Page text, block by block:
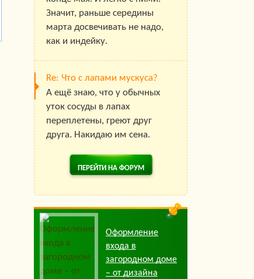
Значит, раньше середины
марта досвечивать не надо,
как и индейку.
Re: Что с лапами мускуса?
А ещё знаю, что у обычных
уток сосуды в лапах
переплетены, греют друг
друга. Накидаю им сена.
ПЕРЕЙТИ НА ФОРУМ
Оформление
входа в
загородном доме
– от дизайна